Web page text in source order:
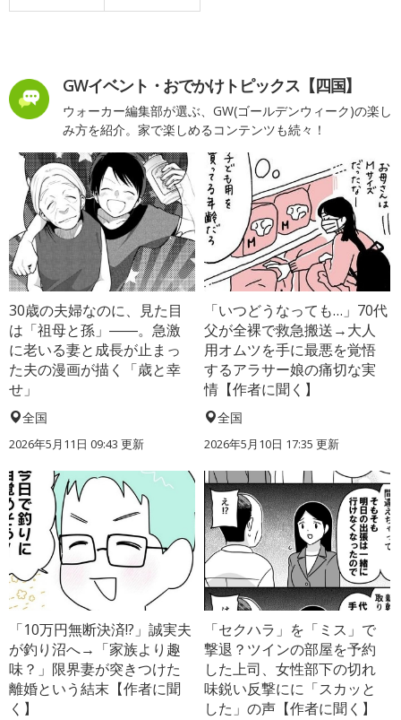
GWイベント・おでかけトピックス【四国】
ウォーカー編集部が選ぶ、GW(ゴールデンウィーク)の楽し
み方を紹介。家で楽しめるコンテンツも続々！
30歳の夫婦なのに、見た目
は「祖母と孫」――。急激
に老いる妻と成長が止まっ
た夫の漫画が描く「歳と幸
せ」
全国
2026年5月11日 09:43 更新
「いつどうなっても…」70代
父が全裸で救急搬送→大人
用オムツを手に最悪を覚悟
するアラサー娘の痛切な実
情【作者に聞く】
全国
2026年5月10日 17:35 更新
「10万円無断決済!?」誠実夫
が釣り沼へ→「家族より趣
味？」限界妻が突きつけた
離婚という結末【作者に聞
く】
「セクハラ」を「ミス」で
撃退？ツインの部屋を予約
した上司、女性部下の切れ
味鋭い反撃にに「スカッと
した」の声【作者に聞く】